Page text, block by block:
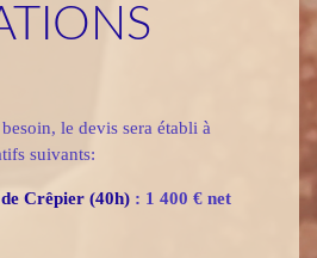
le devis sera établi à
suivants:
Crêpier (40h) : 1 400 € net